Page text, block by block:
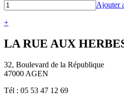
Ajouter
+
LA RUE AUX
32, Boulevard de la République
47000 AGEN
Tél : 05 53 47 12 69